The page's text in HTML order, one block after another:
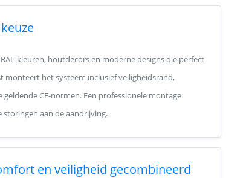
kleuren, houtdecors en moderne designs die perfect
monteert het systeem inclusief veiligheidsrand,
CE-normen. Een professionele montage
aan de aandrijving.
en veiligheid gecombineerd